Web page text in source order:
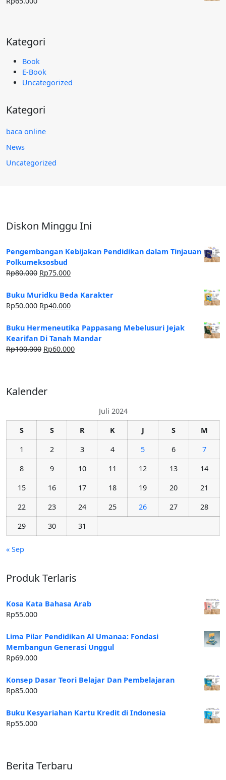
Kategori
Book
E-Book
Uncategorized
Kategori
baca online
News
Uncategorized
Diskon Minggu Ini
Pengembangan Kebijakan Pendidikan dalam Tinjauan
Polkumeksosbud
Rp80.000 Rp75.000
Buku Muridku Beda Karakter
Rp50.000 Rp40.000
Buku Hermeneutika Pappasang Mebelusuri Jejak
Kearifan Di Tanah Mandar
Rp100.000 Rp60.000
Kalender
Juli 2024
S
S R K J S
M
1
2 3 4 5 6
7
8
9 10 11 12 13
14
15
16 17 18 19 20
21
22
23 24 25 26 27
28
29
30 31
« Sep
Produk Terlaris
Kosa Kata Bahasa Arab
Rp55.000
Lima Pilar Pendidikan Al Umanaa: Fondasi
Membangun Generasi Unggul
Rp69.000
Konsep Dasar Teori Belajar Dan Pembelajaran
Rp85.000
Buku Kesyariahan Kartu Kredit di Indonesia
Rp55.000
Berita Terbaru